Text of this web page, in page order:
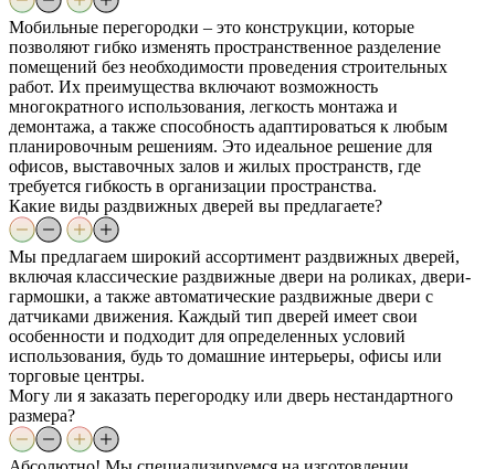
Мобильные перегородки – это конструкции, которые
позволяют гибко изменять пространственное разделение
помещений без необходимости проведения строительных
работ. Их преимущества включают возможность
многократного использования, легкость монтажа и
демонтажа, а также способность адаптироваться к любым
планировочным решениям. Это идеальное решение для
офисов, выставочных залов и жилых пространств, где
требуется гибкость в организации пространства.
Какие виды раздвижных дверей вы предлагаете?
Мы предлагаем широкий ассортимент раздвижных дверей,
включая классические раздвижные двери на роликах, двери-
гармошки, а также автоматические раздвижные двери с
датчиками движения. Каждый тип дверей имеет свои
особенности и подходит для определенных условий
использования, будь то домашние интерьеры, офисы или
торговые центры.
Могу ли я заказать перегородку или дверь нестандартного
размера?